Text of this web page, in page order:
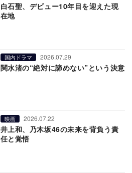
白石聖、デビュー10年目を迎えた現
在地
国内ドラマ 2026.07.29
関水渚の“絶対に諦めない”という決意
映画 2026.07.22
井上和、乃木坂46の未来を背負う責
任と覚悟